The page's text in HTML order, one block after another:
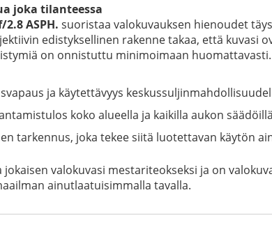
joka tilanteessa
ASPH. suoristaa valokuvauksen hienoudet
edistyksellinen rakenne takaa, että kuvasi
on onnistuttu minimoimaan
ja käytettävyys
koko alueella ja kaikilla aukon säädöillä
tarkennus, joka tekee siitä luotettavan käytön
valokuvasi mestariteokseksi ja on
ainutlaatuisimmalla tavalla.